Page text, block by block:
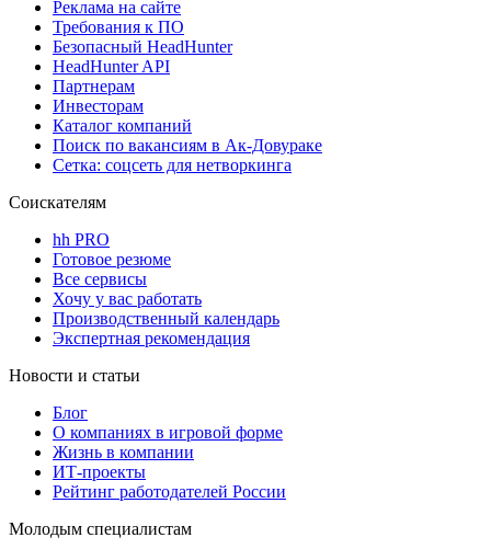
Реклама на сайте
Требования к ПО
Безопасный HeadHunter
HeadHunter API
Партнерам
Инвесторам
Каталог компаний
Поиск по вакансиям в Ак-Довураке
Сетка: соцсеть для нетворкинга
Соискателям
hh PRO
Готовое резюме
Все сервисы
Хочу у вас работать
Производственный календарь
Экспертная рекомендация
Новости и статьи
Блог
О компаниях в игровой форме
Жизнь в компании
ИТ-проекты
Рейтинг работодателей России
Молодым специалистам